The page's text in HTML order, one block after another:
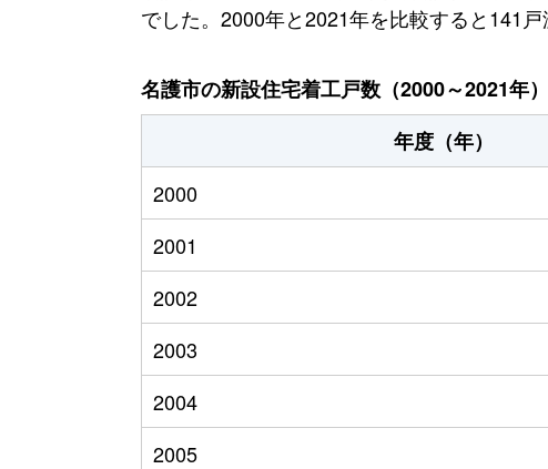
でした。2000年と2021年を比較すると141戸
名護市の新設住宅着工戸数（2000～2021年）
年度（年）
2000
2001
2002
2003
2004
2005